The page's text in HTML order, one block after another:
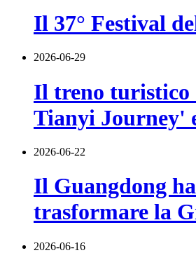
Il 37° Festival
2026-06-29
Il treno turistico
Tianyi Journey'
2026-06-22
Il Guangdong
trasformare la
2026-06-16